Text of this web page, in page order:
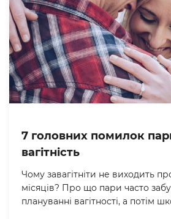
7 головних помилок
вагітність
Чому завагітніти не виходить
місяців? Про що пари часто
плануванні вагітності, а потім